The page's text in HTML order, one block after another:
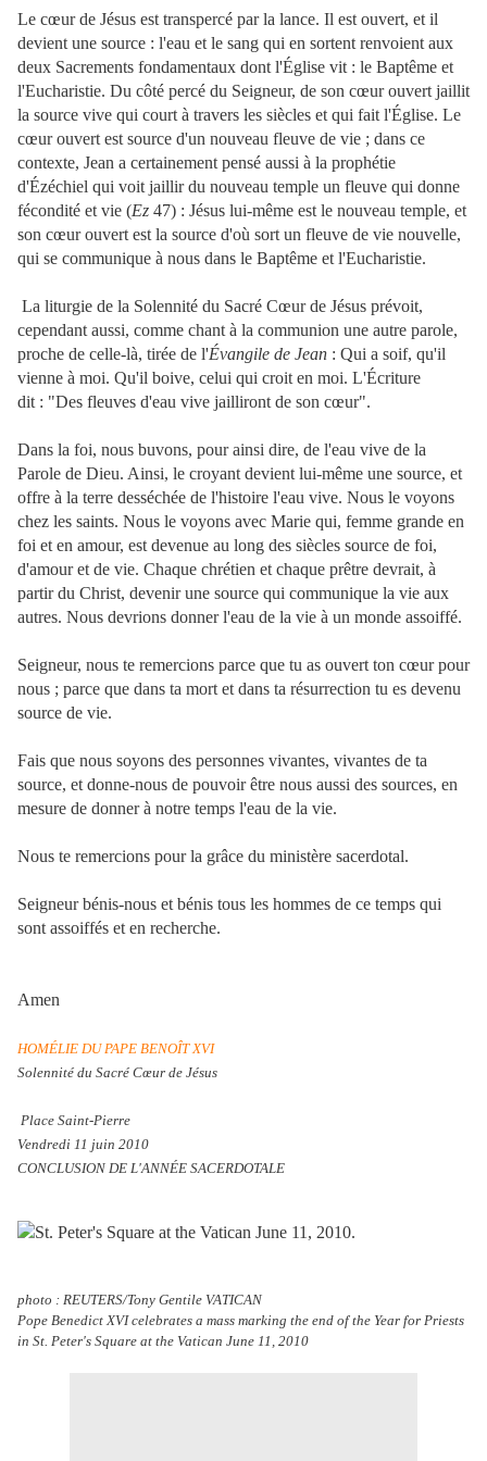
Le cœur de Jésus est transpercé par la lance. Il est ouvert, et il
devient une source : l'eau et le sang qui en sortent renvoient aux
deux Sacrements fondamentaux dont l'Église vit : le Baptême et
l'Eucharistie. Du côté percé du Seigneur, de son cœur ouvert jaillit
la source vive qui court à travers les siècles et qui fait l'Église. Le
cœur ouvert est source d'un nouveau fleuve de vie ; dans ce
contexte, Jean a certainement pensé aussi à la prophétie
d'Ézéchiel qui voit jaillir du nouveau temple un fleuve qui donne
fécondité et vie (Ez 47) : Jésus lui-même est le nouveau temple, et
son cœur ouvert est la source d'où sort un fleuve de vie nouvelle,
qui se communique à nous dans le Baptême et l'Eucharistie.
La liturgie de la Solennité du Sacré Cœur de Jésus prévoit,
cependant aussi, comme chant à la communion une autre parole,
proche de celle-là, tirée de l'Évangile de Jean : Qui a soif, qu'il
vienne à moi. Qu'il boive, celui qui croit en moi. L'Écriture
dit : "Des fleuves d'eau vive jailliront de son cœur".
Dans la foi, nous buvons, pour ainsi dire, de l'eau vive de la
Parole de Dieu. Ainsi, le croyant devient lui-même une source, et
offre à la terre desséchée de l'histoire l'eau vive. Nous le voyons
chez les saints. Nous le voyons avec Marie qui, femme grande en
foi et en amour, est devenue au long des siècles source de foi,
d'amour et de vie. Chaque chrétien et chaque prêtre devrait, à
partir du Christ, devenir une source qui communique la vie aux
autres. Nous devrions donner l'eau de la vie à un monde assoiffé.
Seigneur, nous te remercions parce que tu as ouvert ton cœur pour
nous ; parce que dans ta mort et dans ta résurrection tu es devenu
source de vie.
Fais que nous soyons des personnes vivantes, vivantes de ta
source, et donne-nous de pouvoir être nous aussi des sources, en
mesure de donner à notre temps l'eau de la vie.
Nous te remercions pour la grâce du ministère sacerdotal.
Seigneur bénis-nous et bénis tous les hommes de ce temps qui
sont assoiffés et en recherche.
Amen
HOMÉLIE DU PAPE BENOÎT XVI
Solennité du Sacré Cœur de Jésus
Place Saint-Pierre
Vendredi 11 juin 2010
CONCLUSION DE L'ANNÉE SACERDOTALE
photo : REUTERS/Tony Gentile VATICAN
Pope Benedict XVI celebrates a mass marking the end of the Year for Priests
in St. Peter's Square at the Vatican June 11, 2010